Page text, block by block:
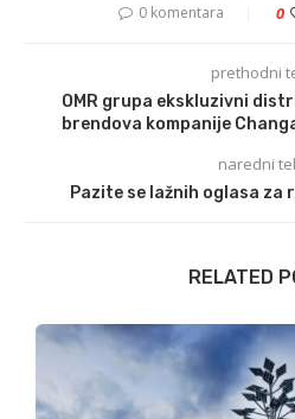
0 komentara 0
prethodni
OMR grupa ekskluzivni
brendova kompanije
naredni
Pazite se lažnih oglasa za
RELATED